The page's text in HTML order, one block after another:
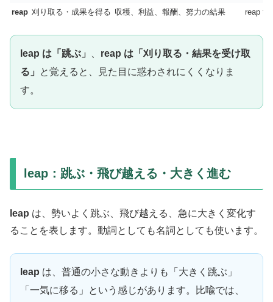
reap 刈り取る・成果を得る 収穫、利益、報酬、努力の結果 reap
leap は「跳ぶ」
reap は「刈り取る・結果を受け取
る」
と覚えると、見た目に惑わされにくくなりま
す。
leap：跳ぶ・飛び越える・大きく進む
leap は、勢いよく跳ぶ、飛び越える、急に大きく変化す
ることを表します。動詞としても名詞としても使います。
leap は、普通の小さな動きよりも「大きく跳ぶ」
「一気に移る」という感じがあります。比喩では、